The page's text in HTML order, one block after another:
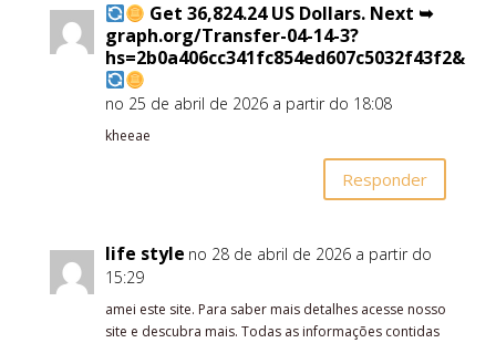
Get 36,824.24 US Dollars. Next ➥
graph.org/Transfer-04-14-3?
hs=2b0a406cc341fc854ed607c5032f43f2&
no 25 de abril de 2026 a partir do 18:08
kheeae
Responder
life style no 28 de abril de 2026 a partir do
15:29
amei este site. Para saber mais detalhes acesse nosso
site e descubra mais. Todas as informações contidas